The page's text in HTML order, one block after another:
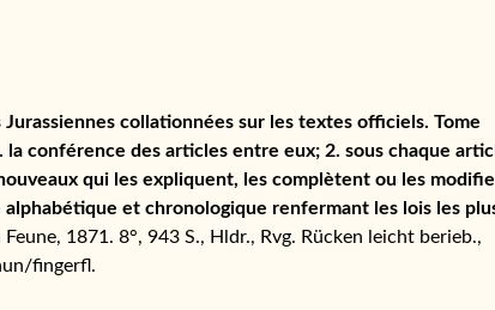
Jurassiennes collationnées sur les textes officiels. Tome
la conférence des articles entre eux; 2. sous chaque
qui les expliquent, les complètent ou les
et chronologique renfermant les lois les
Feune, 1871. 8°, 943 S., Hldr., Rvg. Rücken leicht berieb.,
fingerfl.